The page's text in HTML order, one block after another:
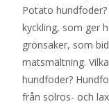
Potato
kyckling, som ger
grönsaker, som
matsmältning.
hundfoder?
från solros- och